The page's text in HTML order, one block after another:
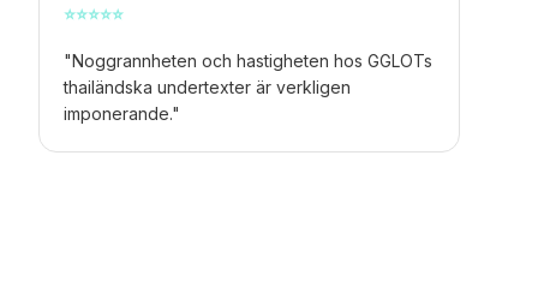
⭐⭐⭐⭐⭐
"Noggrannheten och hastigheten hos GGLOTs
thailändska undertexter är verkligen
imponerande."